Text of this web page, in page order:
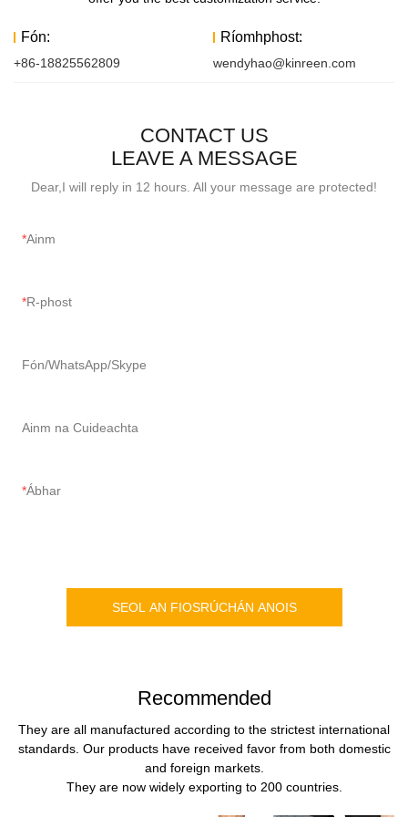
Fón:
+86-18825562809
Ríomhphost:
wendyhao@kinreen.com
CONTACT US
LEAVE A MESSAGE
Dear,I will reply in 12 hours. All your message are protected!
Ainm
R-phost
Fón/WhatsApp/Skype
Ainm na Cuideachta
Ábhar
SEOL AN FIOSRÚCHÁN ANOIS
Recommended
They are all manufactured according to the strictest international
standards. Our products have received favor from both domestic
and foreign markets.
They are now widely exporting to 200 countries.